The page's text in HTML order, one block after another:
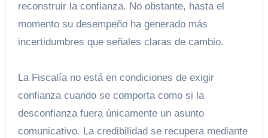
reconstruir la confianza. No obstante, hasta el
momento su desempeño ha generado más
incertidumbres que señales claras de cambio.
La Fiscalía no está en condiciones de exigir
confianza cuando se comporta como si la
desconfianza fuera únicamente un asunto
comunicativo. La credibilidad se recupera mediante